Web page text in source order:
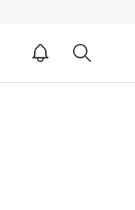
알
ON
세